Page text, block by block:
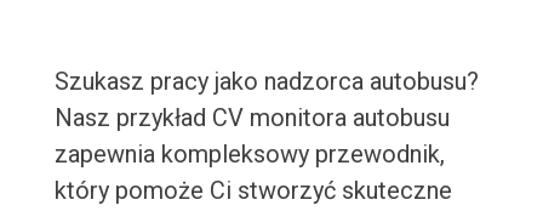
Szukasz pracy jako nadzorca autobusu?
Nasz przykład CV monitora autobusu
zapewnia kompleksowy przewodnik,
który pomoże Ci stworzyć skuteczne